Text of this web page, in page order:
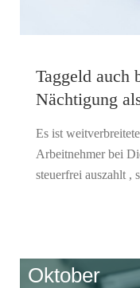
Taggeld auch
Nächtigung
Es ist
Arbeitnehmer bei
steuerfrei auszahlt ,
Oktober